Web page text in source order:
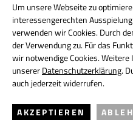
Um unsere Webseite zu
interessengerechten
verwenden wir Cookies. Durch
der Verwendung zu. Für das
wir notwendige Cookies.
unsererDatenschutzerklärung.
auch jederzeit widerrufen.
AKZEPTIEREN